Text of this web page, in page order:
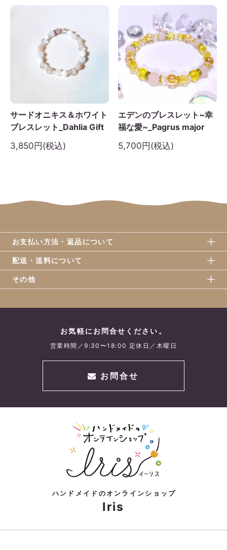
サードオニキス＆ホワイト
ブレスレット_Dahlia Gift
3,850円(税込)
エデンのブレスレット~幸
福な愛~_Pagrus major
5,700円(税込)
お支払い方法・返品について
配送・送料について
その他
お気軽にお問合せください。
営業時間／9:30〜18:00 定休日／木曜日
お問合せ
ハンドメイドのオンラインショップ
Iris